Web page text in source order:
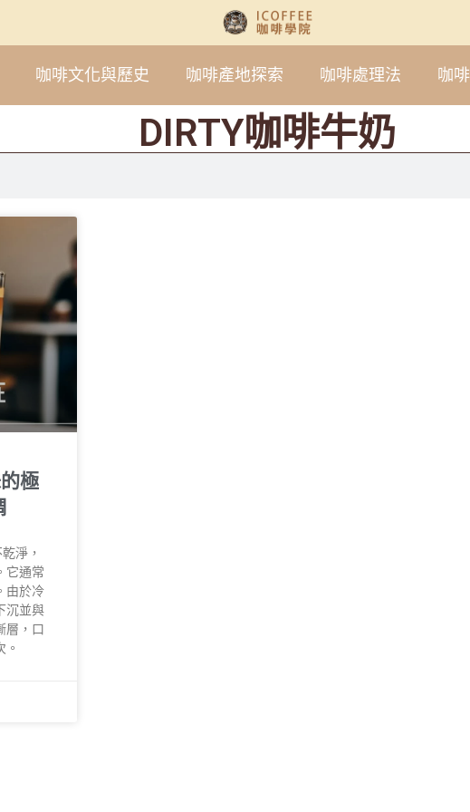
咖啡文化與歷史 咖啡產地探索 咖啡處理法 咖
DIRTY咖啡牛奶
極
淨，
它通常
由於冷
沉並與
層，口